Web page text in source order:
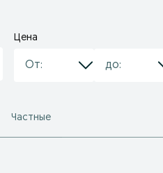
Цена
Частные